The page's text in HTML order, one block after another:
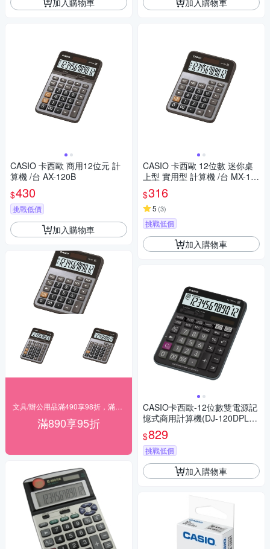
CASIO 卡西歐 商用12位元 計
算機 /台 AX-120B
$430
挑戰低價
加入購物車
滿890享95折
CASIO 卡西歐 12位數 迷你桌
上型 實用型 計算機 /台 MX-12
$316
5 (3)
挑戰低價
加入購物車
CASIO卡西歐-12位數雙電源記
憶式商用計算機(DJ-120DPLU
S)
$829
挑戰低價
加入購物車